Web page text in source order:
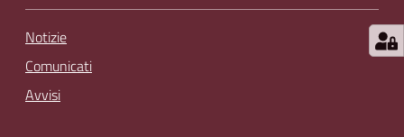
su
Notizie
Comunicati
Avvisi